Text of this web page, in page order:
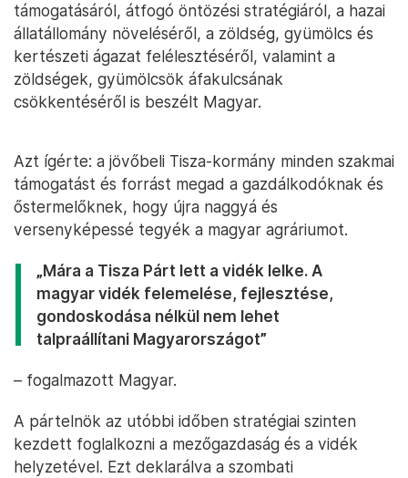
támogatásáról, átfogó öntözési stratégiáról, a hazai
állatállomány növeléséről, a zöldség, gyümölcs és
kertészeti ágazat felélesztéséről, valamint a
zöldségek, gyümölcsök áfakulcsának
csökkentéséről is beszélt Magyar.
Azt ígérte: a jövőbeli Tisza-kormány minden szakmai
támogatást és forrást megad a gazdálkodóknak és
őstermelőknek, hogy újra naggyá és
versenyképessé tegyék a magyar agráriumot.
„Mára a Tisza Párt lett a vidék lelke. A
magyar vidék felemelése, fejlesztése,
gondoskodása nélkül nem lehet
talpraállítani Magyarországot”
– fogalmazott Magyar.
A pártelnök az utóbbi időben stratégiai szinten
kezdett foglalkozni a mezőgazdaság és a vidék
helyzetével. Ezt deklarálva a szombati